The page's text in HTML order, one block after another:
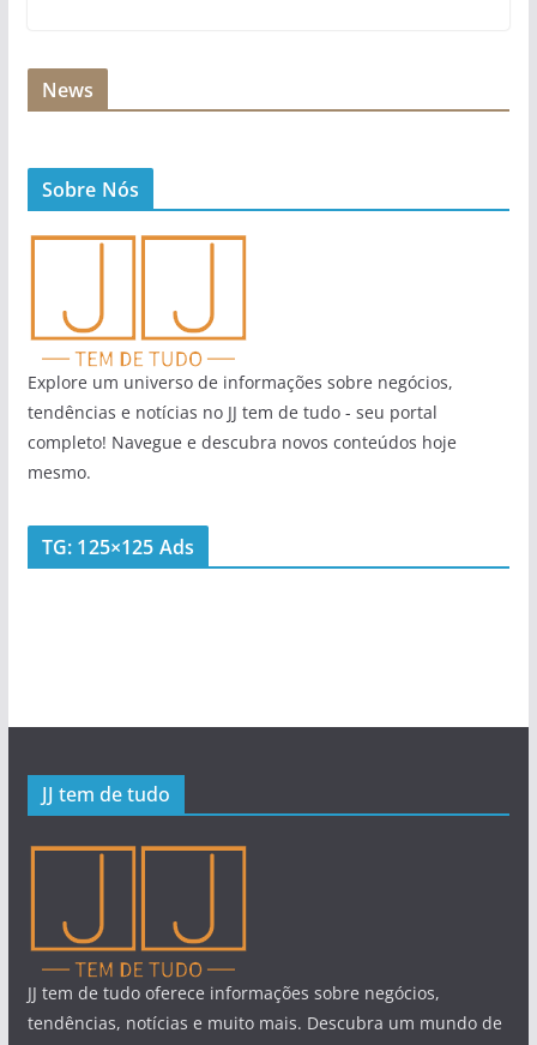
News
Sobre Nós
Explore um universo de informações sobre negócios,
tendências e notícias no JJ tem de tudo - seu portal
completo! Navegue e descubra novos conteúdos hoje
mesmo.
TG: 125×125 Ads
JJ tem de tudo
JJ tem de tudo oferece informações sobre negócios,
tendências, notícias e muito mais. Descubra um mundo de